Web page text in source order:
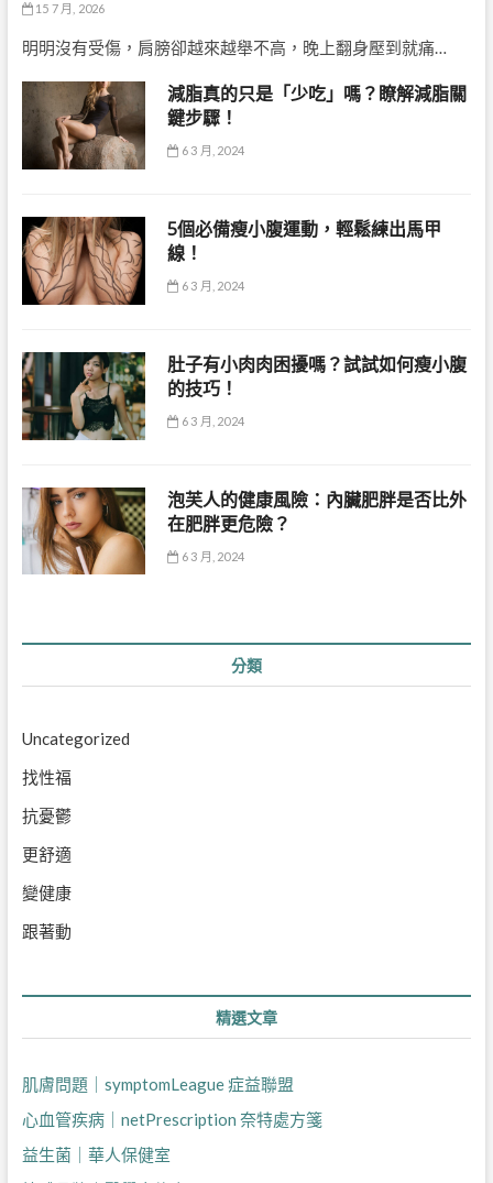
15 7 月, 2026
明明沒有受傷，肩膀卻越來越舉不高，晚上翻身壓到就痛…
減脂真的只是「少吃」嗎？瞭解減脂關
鍵步驟！
6 3 月, 2024
5個必備瘦小腹運動，輕鬆練出馬甲
線！
6 3 月, 2024
肚子有小肉肉困擾嗎？試試如何瘦小腹
的技巧！
6 3 月, 2024
泡芙人的健康風險：內臟肥胖是否比外
在肥胖更危險？
6 3 月, 2024
分類
Uncategorized
找性福
抗憂鬱
更舒適
變健康
跟著動
精選文章
肌膚問題｜symptomLeague 症益聯盟
心血管疾病｜netPrescription 奈特處方箋
益生菌｜華人保健室